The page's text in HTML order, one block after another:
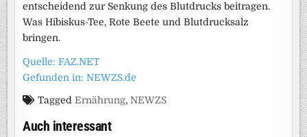
entscheidend zur Senkung des Blutdrucks beitragen.
Was Hibiskus-Tee, Rote Beete und Blutdrucksalz
bringen.
Quelle: FAZ.NET
Gefunden in: NEWZS.de
TaggedErnährung,NEWZS
Auch interessant